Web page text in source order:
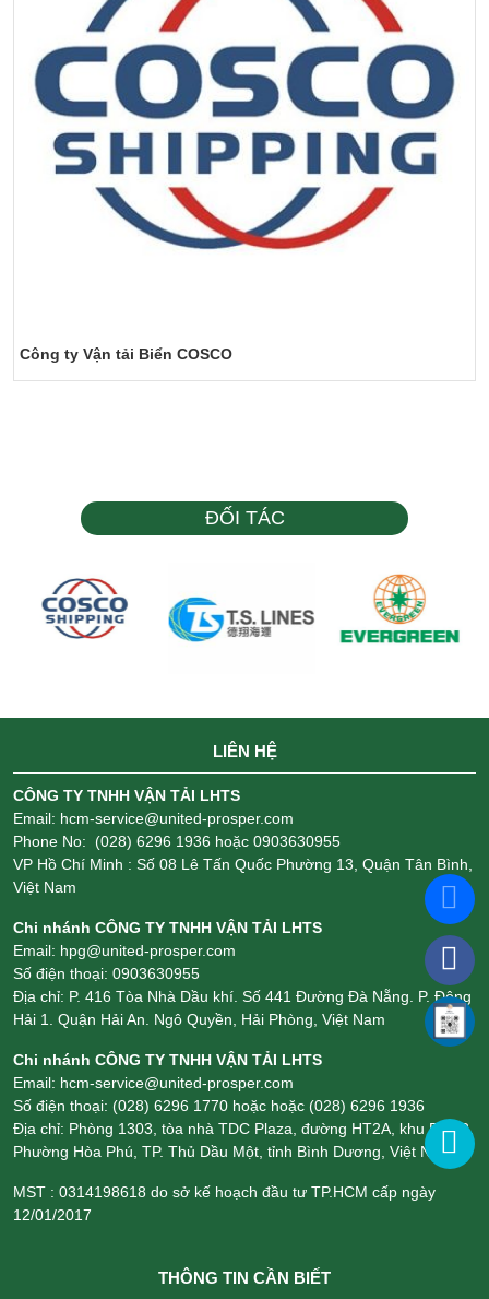
LIÊN HỆ
CÔNG TY TNHH VẬN TẢI LHTS
Email: hcm-service@united-prosper.com
Phone No: (028) 6296 1936 hoặc 0903630955
VP Hồ Chí Minh : Số 08 Lê Tấn Quốc Phường 13, Quận Tân Bình,
Việt Nam
Chi nhánh CÔNG TY TNHH VẬN TẢI LHTS
Email: hpg@united-prosper.com
Số điện thoại: 0903630955
Địa chỉ: P. 416 Tòa Nhà Dầu khí. Số 441 Đường Đà Nẵng. P. Đông
Hải 1. Quận Hải An. Ngô Quyền, Hải Phòng, Việt Nam
Chi nhánh CÔNG TY TNHH VẬN TẢI LHTS
Email: hcm-service@united-prosper.com
Số điện thoại: (028) 6296 1770 hoặc hoặc (028) 6296 1936
Địa chỉ: Phòng 1303, tòa nhà TDC Plaza, đường HT2A, khu Phố 3,
Phường Hòa Phú, TP. Thủ Dầu Một, tỉnh Bình Dương, Việt Nam